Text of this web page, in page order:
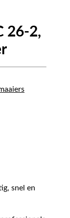
26-2,
snel en